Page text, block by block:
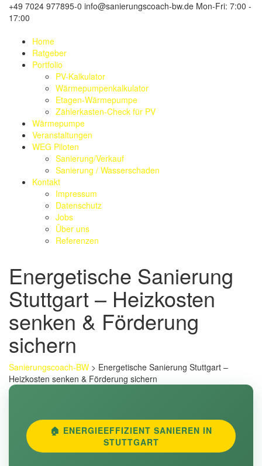
+49 7024 977895-0 info@sanierungscoach-bw.de Mon-Fri: 7:00 -
17:00
Home
Ratgeber
Portfolio
PV-Kalkulator
Wärmepumpenkalkulator
Etagen-Wärmepumpe
Zählerkasten-Check für PV
Wärmepumpe
Veranstaltungen
WEG Piloten
Sanierung/Verkauf
Sanierung / Wasserschaden
Kontakt
Impressum
Datenschutz
Jobs
Über uns
Referenzen
Energetische Sanierung
Stuttgart – Heizkosten
senken & Förderung
sichern
Sanierungscoach-BW > Energetische Sanierung Stuttgart –
Heizkosten senken & Förderung sichern
🏠 ENERGIEEFFIZIENT SANIEREN IN
STUTTGART